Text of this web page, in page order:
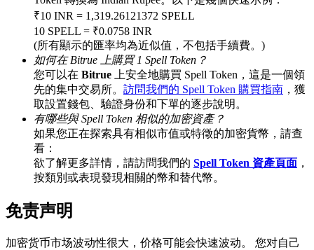
BTC 專享獎勵
充值並交易BTC瓜分 25,000 USDT 獎池！
充值CASHCAT & 赢取
瓜分 500000 CASHCAT 獎池
BitMart 用戶遷移專享
₹10 INR = 1,319.26121372 SPELL
10 SPELL = ₹0.0758 INR
(所有顯示的匯率均為近似值，不包括手續費。)
如何在 Bitrue 上購買 1 Spell Token？
您可以在 Bitrue 上安全地購買 Spell Token，這是一個領
先的集中交易所。 訪問我們的 Spell Token 購買指南 ，獲
取設置錢包、驗證身份和下單的逐步說明。
有哪些與 Spell Token 相似的加密資產？
如果您正在探索具有相似市值或特徵的加密貨幣，請查
看：
欲了解更多詳情，請訪問我們的 Spell Token 資產頁面 ，
按類別或表現發現相關的幣和替代幣。
免责声明
加密货币市场波动性很大，价格可能会快速波动。 您对自己